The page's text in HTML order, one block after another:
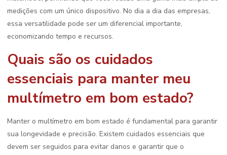
medições com um único dispositivo. No dia a dia das empresas,
essa versatilidade pode ser um diferencial importante,
economizando tempo e recursos.
Quais são os cuidados
essenciais para manter meu
multímetro em bom estado?
Manter o multímetro em bom estado é fundamental para garantir
sua longevidade e precisão. Existem cuidados essenciais que
devem ser seguidos para evitar danos e garantir que o